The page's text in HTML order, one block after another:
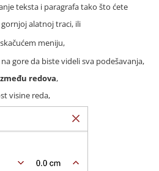
teksta i paragrafa tako što ćete
alatnoj traci, ili
meniju,
gore da biste videli sva podešavanja,
redova,
visine reda,